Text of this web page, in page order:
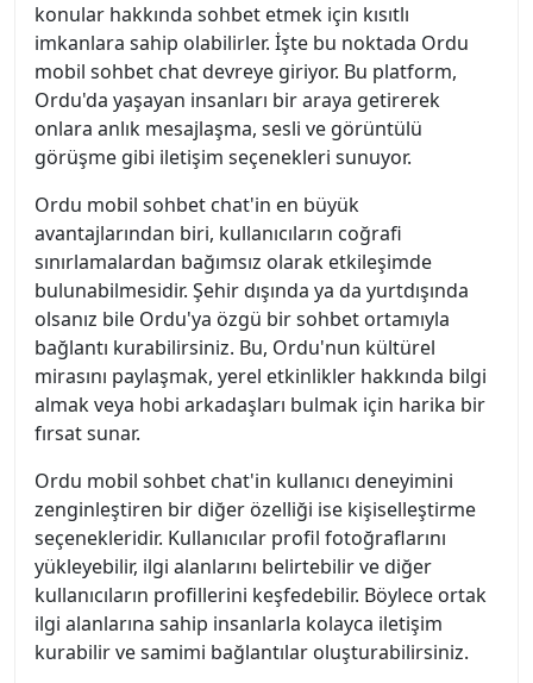
konular hakkında sohbet etmek için kısıtlı
imkanlara sahip olabilirler. İşte bu noktada Ordu
mobil sohbet chat devreye giriyor. Bu platform,
Ordu'da yaşayan insanları bir araya getirerek
onlara anlık mesajlaşma, sesli ve görüntülü
görüşme gibi iletişim seçenekleri sunuyor.
Ordu mobil sohbet chat'in en büyük
avantajlarından biri, kullanıcıların coğrafi
sınırlamalardan bağımsız olarak etkileşimde
bulunabilmesidir. Şehir dışında ya da yurtdışında
olsanız bile Ordu'ya özgü bir sohbet ortamıyla
bağlantı kurabilirsiniz. Bu, Ordu'nun kültürel
mirasını paylaşmak, yerel etkinlikler hakkında bilgi
almak veya hobi arkadaşları bulmak için harika bir
fırsat sunar.
Ordu mobil sohbet chat'in kullanıcı deneyimini
zenginleştiren bir diğer özelliği ise kişiselleştirme
seçenekleridir. Kullanıcılar profil fotoğraflarını
yükleyebilir, ilgi alanlarını belirtebilir ve diğer
kullanıcıların profillerini keşfedebilir. Böylece ortak
ilgi alanlarına sahip insanlarla kolayca iletişim
kurabilir ve samimi bağlantılar oluşturabilirsiniz.